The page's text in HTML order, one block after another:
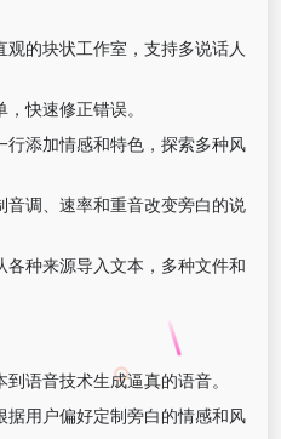
观的块状工作室，支持多说话人
快速修正错误。
行添加情感和特色，探索多种风
音调、速率和重音改变旁白的说
各种来源导入文本，多种文件和
到语音技术生成逼真的语音。
据用户偏好定制旁白的情感和风